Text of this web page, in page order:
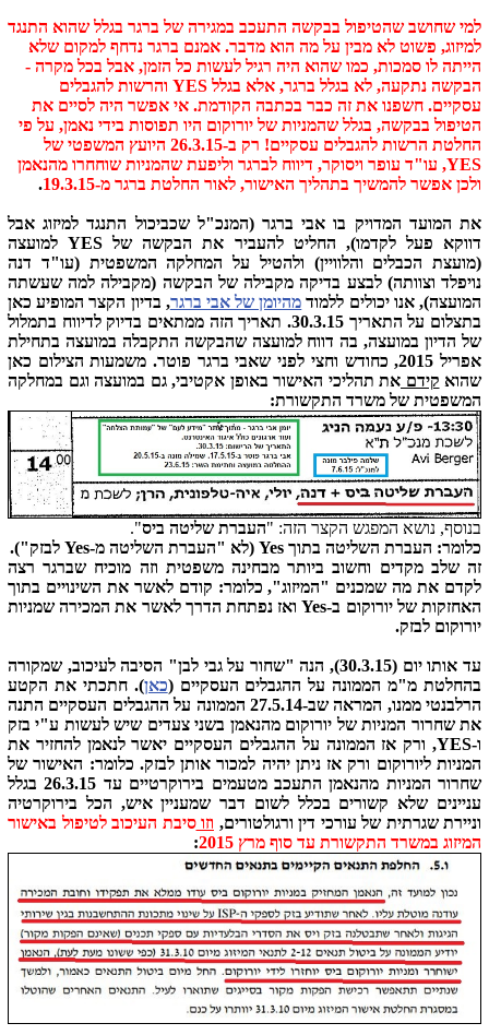
למי שחושב שהטיפול בבקשה התעכב במגירה של ברגר בגלל שהוא התנגד
למיזוג, פשוט לא מבין על מה הוא מדבר. אמנם ברגר נדחף למקום שלא
הייתה לו סמכות, כמו שהוא היה רגיל לעשות כל הזמן, אבל בכל מקרה -
הבקשה נתקעה, לא בגלל ברגר, אלא בגלל YES והרשות להגבלים
עסקיים. חשפנו את זה כבר בכתבה הקודמת. אי אפשר היה לסיים את
הטיפול בבקשה, בגלל שהמניות של יורוקום היו תפוסות בידי נאמן, על פי
החלטת הרשות להגבלים עסקיים! רק ב-26.3.15 היועץ המשפטי של
YES, עו"ד עופר ויסוקר, דיווח לברגר וליפעת שהמניות שוחחרו מהנאמן
ולכן אפשר להמשיך בתהליך האישור, לאור החלטת ברגר מ-19.3.15
.
את המועד המדויק בו אבי ברגר (המנכ"ל שכביכול התנגד למיזוג אבל
דווקא פעל לקדמו), החליט להעביר את הבקשה של YES למועצה
(מועצת הכבלים והלוויין) ולהטיל על המחלקה המשפטית (עו"ד דנה
נויפלד וצוותה) לבצע בדיקה מקבילה של הבקשה (מקבילה למה שעשתה
המועצה), אנו יכולים ללמוד מהיומן של אבי ברגר, בדיון הקצר המופיע כאן
בתצלום על התאריך 30.3.15. תאריך הזה ממתאים בדיוק לדיווח בתמלול
של הדיון במועצה, בה דווח למועצה שהבקשה התקבלה במועצה בתחילת
אפריל 2015, כחודש וחצי לפני שאבי ברגר פוטר. משמעות הצילום כאן
שהוא קידם את תהליכי האישור באופן אקטיבי, גם במועצה וגם במחלקה
המשפטית של משרד התקשורת:
בנוסף, נושא המפגש הקצר הזה: "העברת שליטה ביס".
כלומר: העברת השליטה בתוך Yes
(לא "העברת השליטה מ-Yes לבזק").
זה שלב מקדים וחשוב ביותר מבחינה משפטית וזה מוכיח שברגר רצה
לקדם את מה שמכנים "המיזוג", כלומר: קודם לאשר את השינויים בתוך
האחזקות של יורוקום ב-Yes ואז נפתחת הדרך לאשר את המכירה שמניות
יורוקום לבזק.
עד אותו יום (30.3.15), הנה "שחור על גבי לבן" הסיבה לעיכוב, שמקורה
בהחלטת מ"מ הממונה על ההגבלים העסקיים (כאן). חתכתי את הקטע
הרלבנטי ממנו, המראה שב-27.5.14 הממונה על ההגבלים העסקיים התנה
את שחרור המניות של יורוקום מהנאמן בשני צעדים שיש לעשות ע"י בזק
ו-YES, ורק אז הממונה על ההגבלים העסקיים יאשר לנאמן להחזיר את
המניות ליורוקום ורק אז ניתן יהיה למכור אותן לבזק. כלומר: האישור של
שחרור המניות מהנאמן התעכב מטעמים בירוקרטיים עד 26.3.15 בגלל
עניינים שלא קשורים בכלל לשום דבר שמעניין איש, הכל בירוקרטיה
וניירת שגרתית של עורכי דין ורגולטורים, וזוסיבת העיכוב לטיפול באישור
המיזוג במשרד התקשורת עד סוף מרץ 2015
: